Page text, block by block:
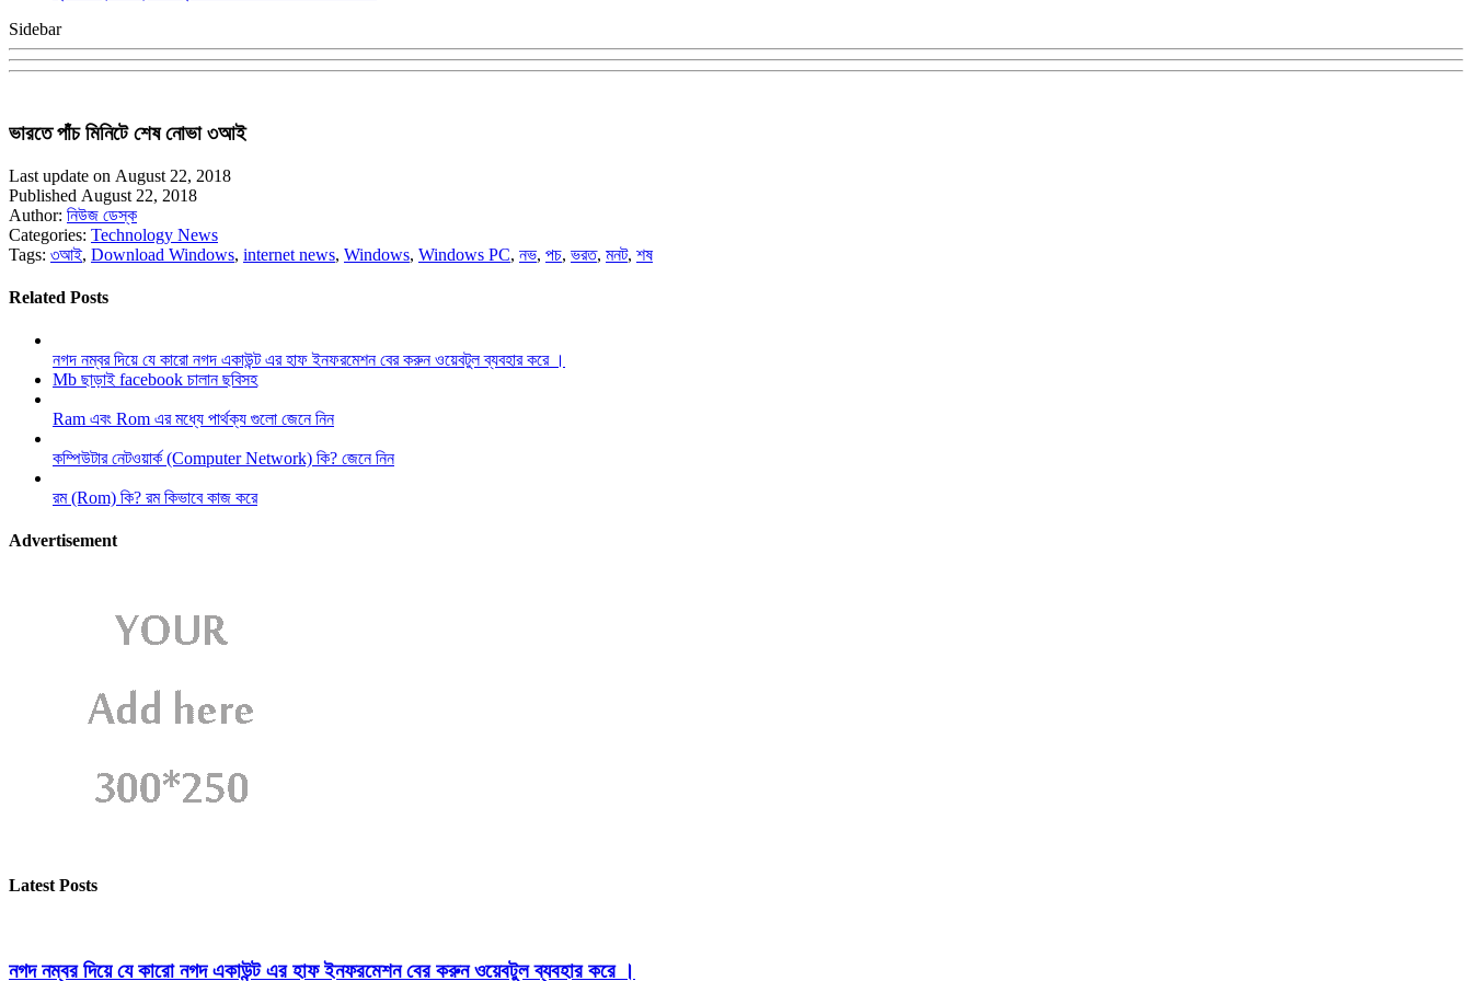
Sidebar
ভারতে পাঁচ মিনিটে শেষ নোভা ৩আই
Last update on August 22, 2018
Published August 22, 2018
Author: নিউজ ডেস্ক
Categories: Technology News
Tags: ৩আই, Download Windows, internet news, Windows, Windows PC, নভ, পচ, ভরত, মনট, শষ
Related Posts
নগদ নম্বর দিয়ে যে কারো নগদ একাউন্ট এর হাফ ইনফরমেশন বের করুন ওয়েবটুল ব্যবহার করে ।
Mb ছাড়াই facebook চালান ছবিসহ
Ram এবং Rom এর মধ্যে পার্থক্য গুলো জেনে নিন
কম্পিউটার নেটওয়ার্ক (Computer Network) কি? জেনে নিন
রম (Rom) কি? রম কিভাবে কাজ করে
Advertisement
Latest Posts
নগদ নম্বর দিয়ে যে কারো নগদ একাউন্ট এর হাফ ইনফরমেশন বের করুন ওয়েবটুল ব্যবহার করে ।